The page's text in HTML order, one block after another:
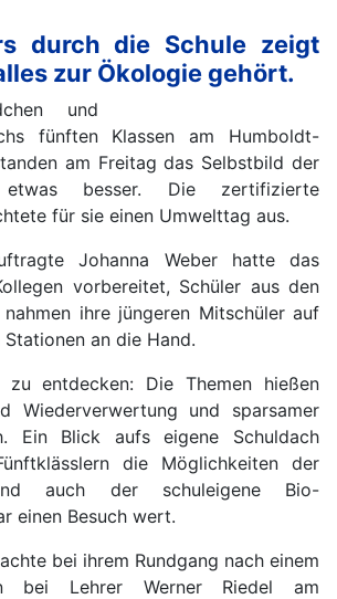
durch die Schule zeigt
zur Ökologie gehört.
und
fünften Klassen am Humboldt-
am Freitag das Selbstbild der
besser. Die zertifizierte
für sie einen Umwelttag aus.
Johanna Weber hatte das
vorbereitet, Schüler aus den
nahmen ihre jüngeren Mitschüler auf
an die Hand.
entdecken: Die Themen hießen
Wiederverwertung und sparsamer
Ein Blick aufs eigene Schuldach
die Möglichkeiten der
auch der schuleigene Bio-
einen Besuch wert.
bei ihrem Rundgang nach einem
bei Lehrer Werner Riedel am